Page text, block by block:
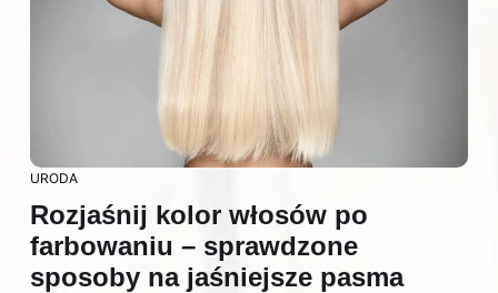
URODA
Rozjaśnij kolor włosów po
farbowaniu – sprawdzone
sposoby na jaśniejsze pasma